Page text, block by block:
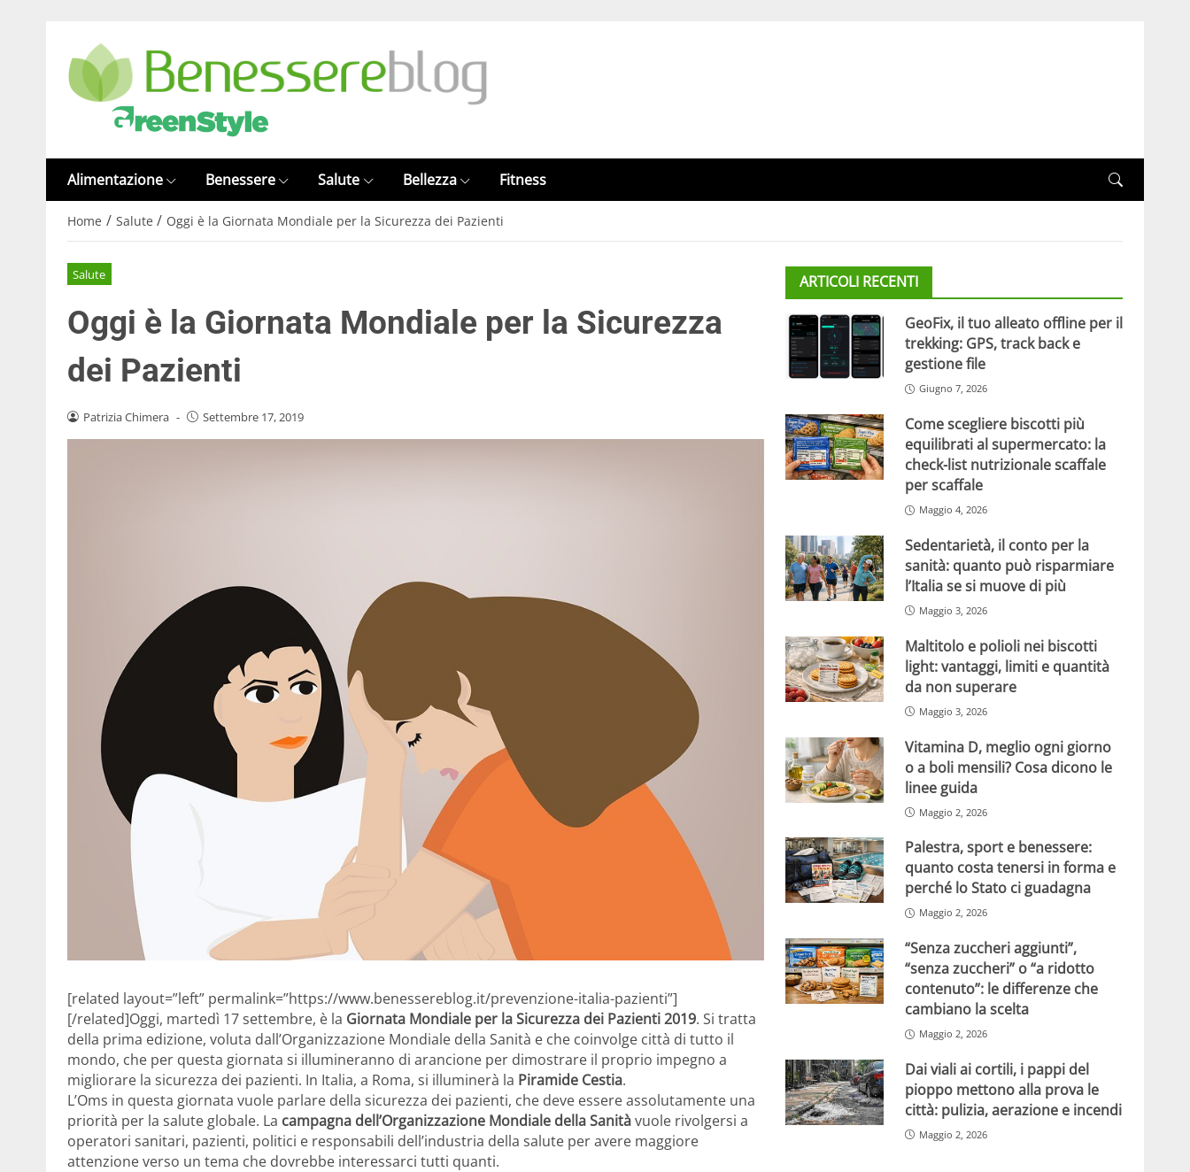
Alimentazione Benessere Salute Bellezza Fitness
Home / Salute / Oggi è la Giornata Mondiale per la Sicurezza dei Pazienti
Salute
Oggi è la Giornata Mondiale per la Sicurezza
dei Pazienti
Patrizia Chimera - Settembre 17, 2019
[related layout=”left” permalink=”https://www.benessereblog.it/prevenzione-italia-pazienti”]
[/related]Oggi, martedì 17 settembre, è la Giornata Mondiale per la Sicurezza dei Pazienti 2019. Si tratta
della prima edizione, voluta dall’Organizzazione Mondiale della Sanità e che coinvolge città di tutto il
mondo, che per questa giornata si illumineranno di arancione per dimostrare il proprio impegno a
migliorare la sicurezza dei pazienti. In Italia, a Roma, si illuminerà la Piramide Cestia.
L’Oms in questa giornata vuole parlare della sicurezza dei pazienti, che deve essere assolutamente una
priorità per la salute globale. La campagna dell’Organizzazione Mondiale della Sanitàvuole rivolgersi a
operatori sanitari, pazienti, politici e responsabili dell’industria della salute per avere maggiore
attenzione verso un tema che dovrebbe interessarci tutti quanti.
ARTICOLI RECENTI
GeoFix, il tuo alleato offline per il
trekking: GPS, track back e
gestione file
Giugno 7, 2026
Come scegliere biscotti più
equilibrati al supermercato: la
check-list nutrizionale scaffale
per scaffale
Maggio 4, 2026
Sedentarietà, il conto per la
sanità: quanto può risparmiare
l’Italia se si muove di più
Maggio 3, 2026
Maltitolo e polioli nei biscotti
light: vantaggi, limiti e quantità
da non superare
Maggio 3, 2026
Vitamina D, meglio ogni giorno
o a boli mensili? Cosa dicono le
linee guida
Maggio 2, 2026
Palestra, sport e benessere:
quanto costa tenersi in forma e
perché lo Stato ci guadagna
Maggio 2, 2026
“Senza zuccheri aggiunti”,
“senza zuccheri” o “a ridotto
contenuto”: le differenze che
cambiano la scelta
Maggio 2, 2026
Dai viali ai cortili, i pappi del
pioppo mettono alla prova le
città: pulizia, aerazione e incendi
Maggio 2, 2026